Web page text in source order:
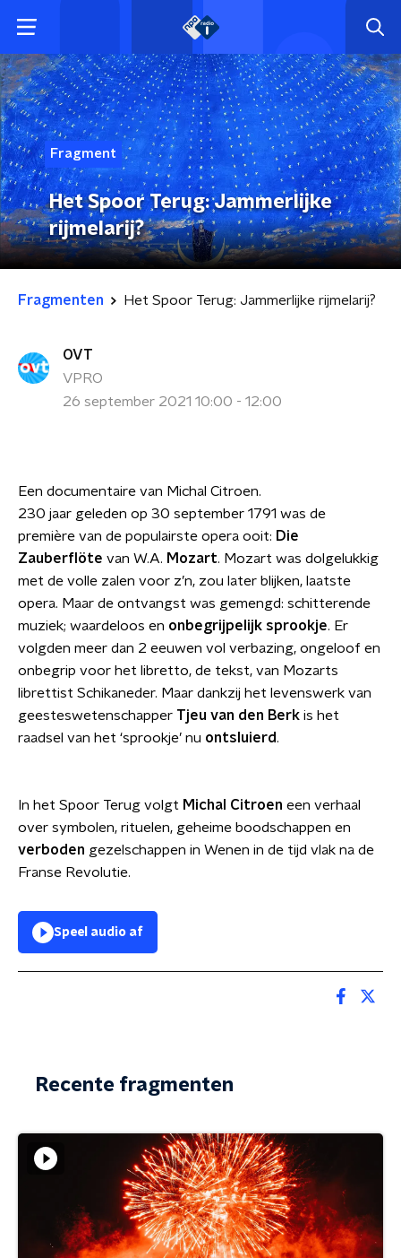
Fragment
Het Spoor Terug: Jammerlijke
rijmelarij?
Fragmenten Het Spoor Terug: Jammerlijke rijmelarij?
OVT
VPRO
26 september 2021 10:00 - 12:00
Een documentaire van Michal Citroen.
230 jaar geleden op 30 september 1791 was de
première van de populairste opera ooit: Die
Zauberflöte van W.A. Mozart. Mozart was dolgelukkig
met de volle zalen voor z’n, zou later blijken, laatste
opera. Maar de ontvangst was gemengd: schitterende
muziek; waardeloos en onbegrijpelijk sprookje. Er
volgden meer dan 2 eeuwen vol verbazing, ongeloof en
onbegrip voor het libretto, de tekst, van Mozarts
librettist Schikaneder. Maar dankzij het levenswerk van
geesteswetenschapper Tjeu van den Berk is het
raadsel van het ‘sprookje’ nu ontsluierd.
In het Spoor Terug volgt Michal Citroen een verhaal
over symbolen, rituelen, geheime boodschappen en
verboden gezelschappen in Wenen in de tijd vlak na de
Franse Revolutie.
Speel audio af
Recente fragmenten